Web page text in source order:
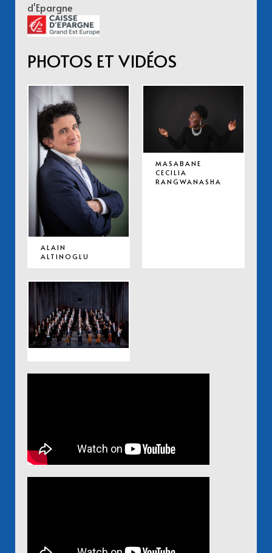
d'Epargne
PHOTOS ET VIDÉOS
ALAIN
ALTINOGLU
MASABANE
CECILIA
RANGWANASHA